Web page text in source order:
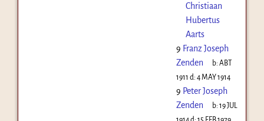
Christiaan
Hubertus
Aarts
9 Franz Joseph
Zenden
b:ABT
1911 d: 4 MAY 1914
9 Peter Joseph
Zenden
b:19 JUL